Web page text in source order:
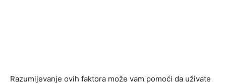
Razumijevanje ovih faktora može vam pomoći da uživate